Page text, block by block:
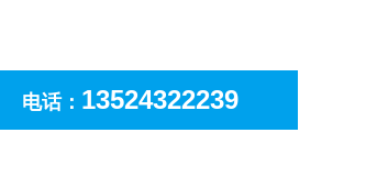
电话： 13524322239